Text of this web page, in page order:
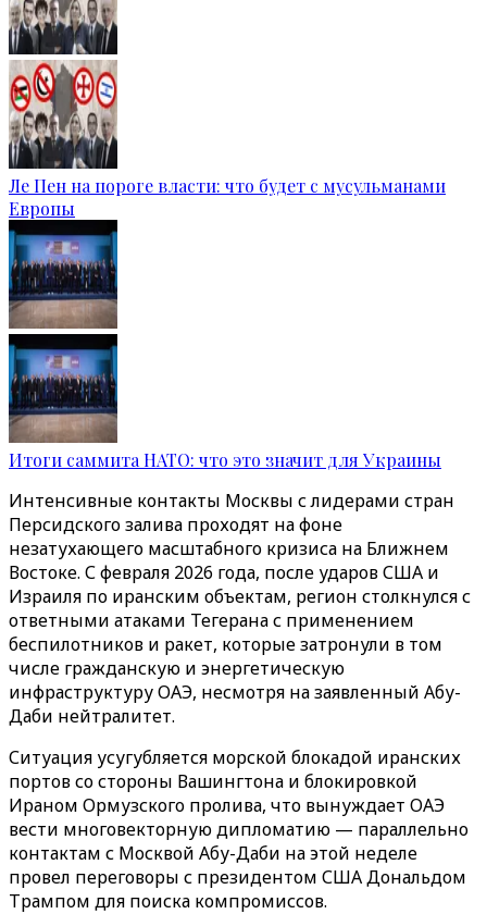
Ле Пен на пороге власти: что будет с мусульманами
Европы
Итоги саммита НАТО: что это значит для Украины
Интенсивные контакты Москвы с лидерами стран
Персидского залива проходят на фоне
незатухающего масштабного кризиса на Ближнем
Востоке. С февраля 2026 года, после ударов США и
Израиля по иранским объектам, регион столкнулся с
ответными атаками Тегерана с применением
беспилотников и ракет, которые затронули в том
числе гражданскую и энергетическую
инфраструктуру ОАЭ, несмотря на заявленный Абу-
Даби нейтралитет.
Ситуация усугубляется морской блокадой иранских
портов со стороны Вашингтона и блокировкой
Ираном Ормузского пролива, что вынуждает ОАЭ
вести многовекторную дипломатию — параллельно
контактам с Москвой Абу-Даби на этой неделе
провел переговоры с президентом США Дональдом
Трампом для поиска компромиссов.